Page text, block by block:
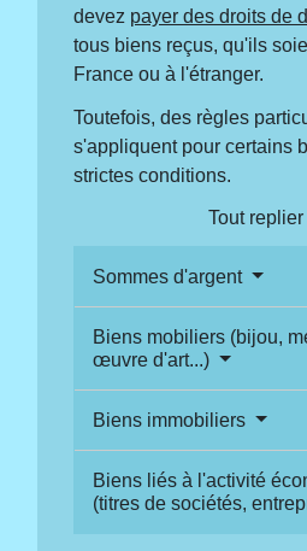
devez payer des droits de
tous biens reçus, qu'ils
France ou à l'étranger.
Toutefois, des règles
s'appliquent pour certains
strictes conditions.
Tout replier
Sommes d'argent
Biens mobiliers (bijou,
œuvre d'art...)
Biens immobiliers
Biens liés à l'activité
(titres de sociétés,